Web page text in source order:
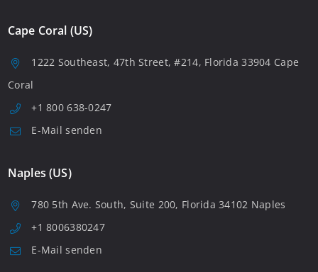
Cape Coral (US)
1222 Southeast, 47th Street, #214, Florida 33904 Cape
Coral
+1 800 638-0247
E-Mail senden
Naples (US)
780 5th Ave. South, Suite 200, Florida 34102 Naples
+1 8006380247
E-Mail senden